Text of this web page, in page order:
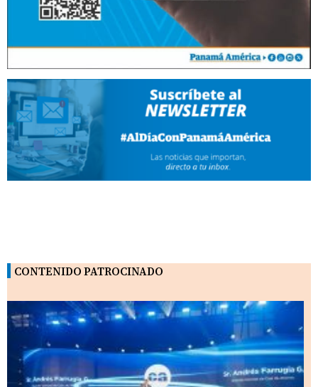
CONTENIDO PATROCINADO